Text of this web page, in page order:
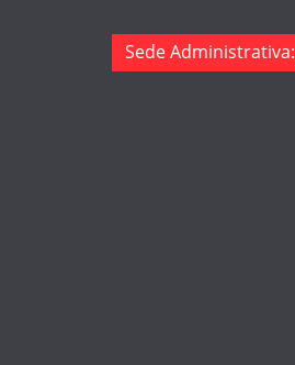
Sede Administrativa: